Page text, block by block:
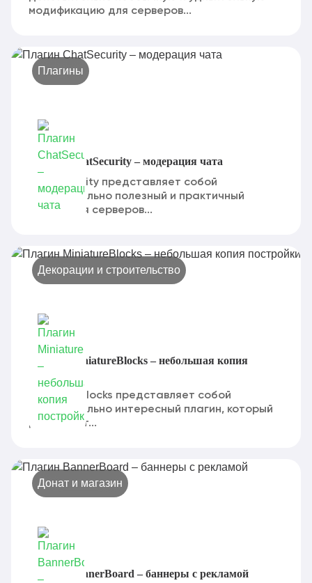
модификацию для серверов...
Плагины
Плагин ChatSecurity – модерация чата
ChatSecurity представляет собой
действительно полезный и практичный
плагин для серверов...
Декорации и строительство
Плагин MiniatureBlocks – небольшая копия
MiniatureBlocks представляет собой
действительно интересный плагин, который
добавляет...
Донат и магазин
Плагин BannerBoard – баннеры с рекламой